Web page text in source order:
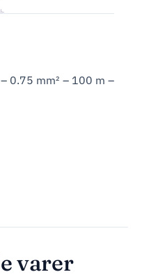
0.75 mm² – 100 m –
varer